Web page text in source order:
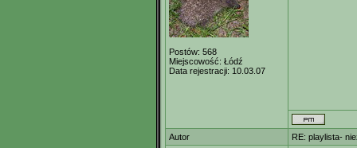
Postów: 568
Miejscowość: Łódź
Data rejestracji: 10.03.07
Autor
RE: playlista-